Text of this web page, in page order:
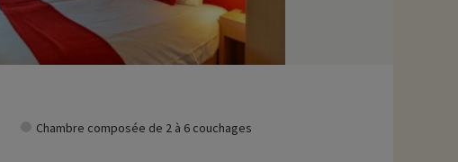
Chambre composée de 2 à 6 couchages